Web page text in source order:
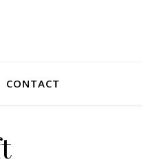
CONTACT